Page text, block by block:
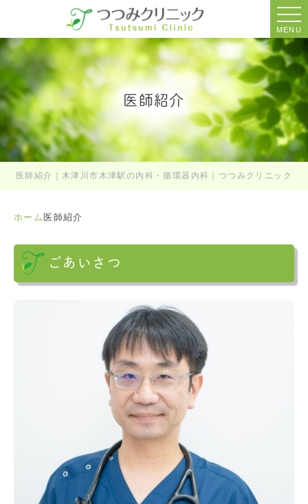
MENU
医師紹介
医師紹介｜木津川市木津駅の内科・循環器内科｜つつみクリニック
ホーム 医師紹介
ごあいさつ